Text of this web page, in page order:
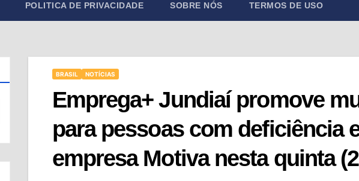
POLITICA DE PRIVACIDADE SOBRE NÓS TERMOS DE USO
BRASIL NOTÍCIAS
Emprega+ Jundiaí promove
para pessoas com deficiência
empresa Motiva nesta quinta